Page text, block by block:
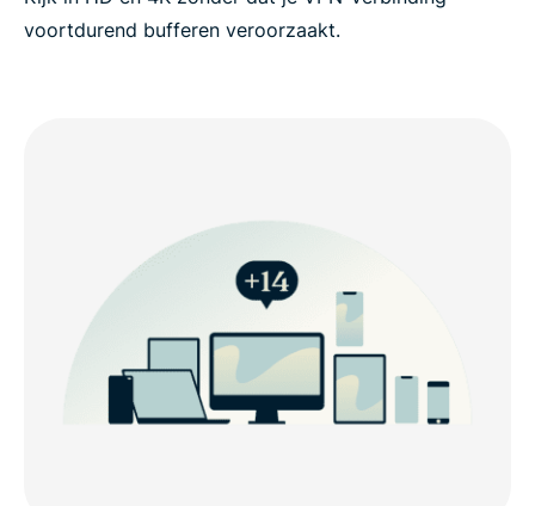
voortdurend bufferen veroorzaakt.